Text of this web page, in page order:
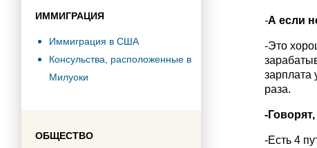
ИММИГРАЦИЯ
Иммиграция в США
Консульства, расположенные в
Милуоки
ОБЩЕСТВО
-А если
-Это
зарплата
раза.
-
-Есть 4